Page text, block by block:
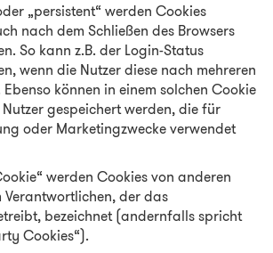
„persistent“ werden Cookies
nach dem Schließen des Browsers
So kann z.B. der Login-Status
wenn die Nutzer diese nach mehreren
können in einem solchen Cookie
gespeichert werden, die für
oder Marketingzwecke verwendet
werden Cookies von anderen
Verantwortlichen, der das
bezeichnet (andernfalls spricht
Cookies“).